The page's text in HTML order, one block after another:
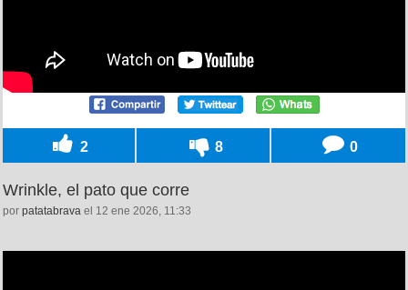
2 8 0
Wrinkle, el pato que corre
por patatabrava el 12 ene 2026, 11:33